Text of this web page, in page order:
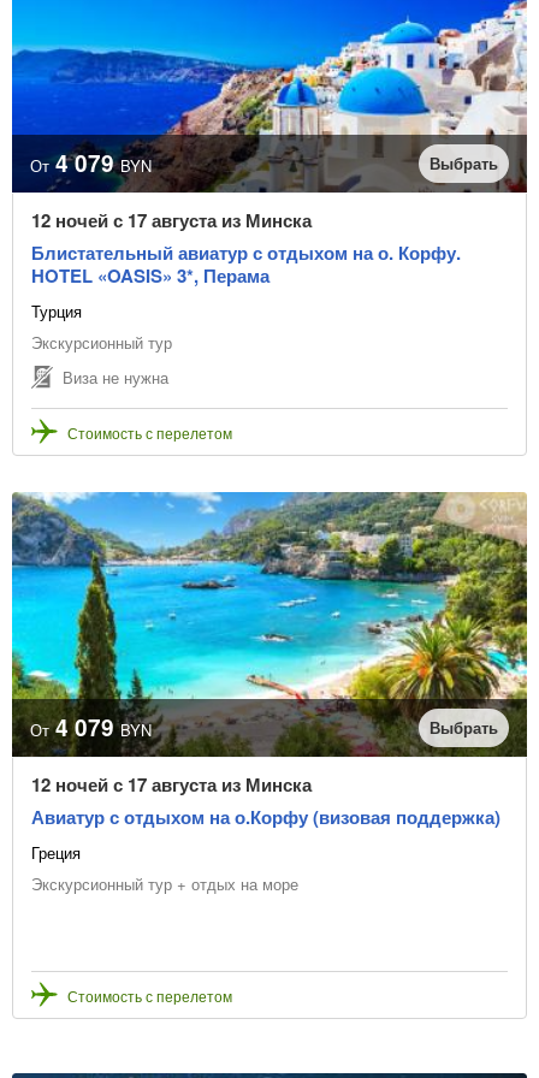
От 4 079 BYN Выбрать
12 ночей с 17 августа из Минска
Блистательный авиатур с отдыхом на о. Корфу.
HOTEL «OASIS» 3*, Перама
Турция
Экскурсионный тур
Виза не нужна
Стоимость с перелетом
От 4 079 BYN Выбрать
12 ночей с 17 августа из Минска
Авиатур с отдыхом на о.Корфу (визовая поддержка)
Греция
Экскурсионный тур + отдых на море
Стоимость с перелетом